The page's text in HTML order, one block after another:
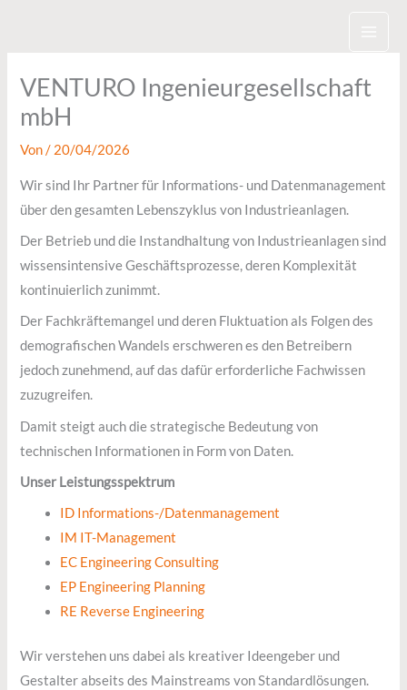
VENTURO Ingenieurgesellschaft
mbH
Von/ 20/04/2026
Wir sind Ihr Partner für Informations- und Datenmanagement
über den gesamten Lebenszyklus von Industrieanlagen.
Der Betrieb und die Instandhaltung von Industrieanlagen sind
wissensintensive Geschäftsprozesse, deren Komplexität
kontinuierlich zunimmt.
Der Fachkräftemangel und deren Fluktuation als Folgen des
demografischen Wandels erschweren es den Betreibern
jedoch zunehmend, auf das dafür erforderliche Fachwissen
zuzugreifen.
Damit steigt auch die strategische Bedeutung von
technischen Informationen in Form von Daten.
Unser Leistungsspektrum
ID Informations-/Datenmanagement
IM IT-Management
EC Engineering Consulting
EP Engineering Planning
RE Reverse Engineering
Wir verstehen uns dabei als kreativer Ideengeber und
Gestalter abseits des Mainstreams von Standardlösungen.